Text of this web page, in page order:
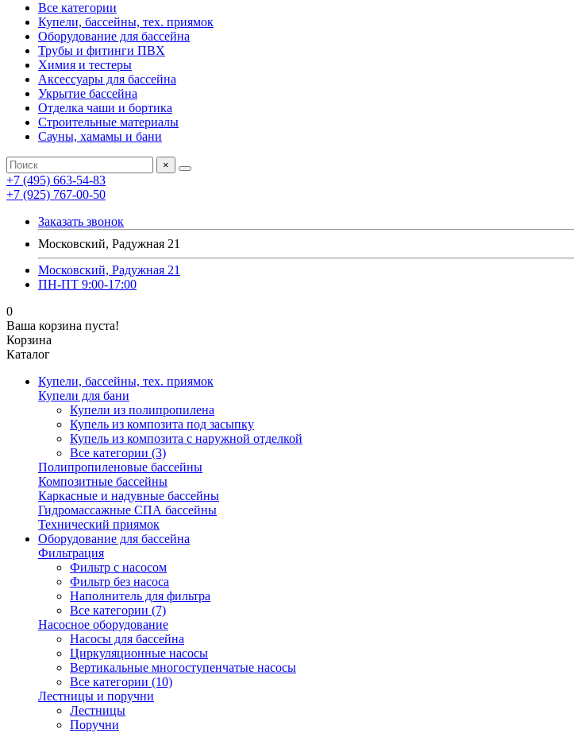
Все категории
Купели, бассейны, тех. приямок
Оборудование для бассейна
Трубы и фитинги ПВХ
Химия и тестеры
Аксессуары для бассейна
Укрытие бассейна
Отделка чаши и бортика
Строительные материалы
Сауны, хамамы и бани
×
+7 (495) 663-54-83
+7 (925) 767-00-50
Заказать звонок
Московский, Радужная 21
Московский, Радужная 21
ПН-ПТ 9:00-17:00
0
Ваша корзина пуста!
Корзина
Каталог
Купели, бассейны, тех. приямок
Купели для бани
Купели из полипропилена
Купель из композита под засыпку
Купель из композита с наружной отделкой
Все категории (3)
Полипропиленовые бассейны
Композитные бассейны
Каркасные и надувные бассейны
Гидромассажные СПА бассейны
Технический приямок
Оборудование для бассейна
Фильтрация
Фильтр с насосом
Фильтр без насоса
Наполнитель для фильтра
Все категории (7)
Насосное оборудование
Насосы для бассейна
Циркуляционные насосы
Вертикальные многоступенчатые насосы
Все категории (10)
Лестницы и поручни
Лестницы
Поручни